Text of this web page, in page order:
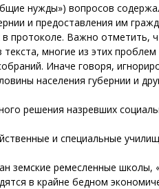
нужды») вопросов
и предоставления им
протоколе. Важно отметить,
текста, многие из этих
Иначе говоря,
населения губернии и
решения назревших
и специальные
земские ремесленные школы,
в крайне бедном